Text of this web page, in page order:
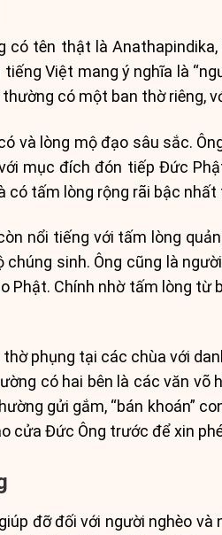
có tên thật là
Việt mang ý nghĩa là
có một ban thờ riêng,
và lòng mộ đạo sâu sắc.
mục đích đón tiếp Đức
tấm lòng rộng rãi bậc
nổi tiếng với tấm lòng
sinh. Ông cũng là
Phật. Chính nhờ tấm lòng từ
phụng tại các chùa với
có hai bên là các văn võ
gửi gắm, “bán khoán”
cửa Đức Ông trước để xin
đỡ đối với người nghèo